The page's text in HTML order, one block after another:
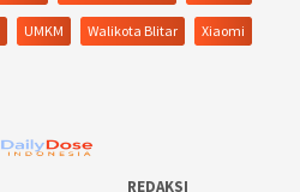
UMKM Walikota Blitar Xiaomi
REDAKSI